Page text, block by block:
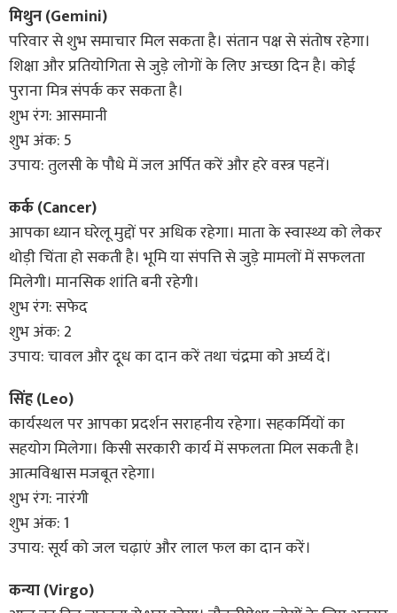
मिथुन (Gemini)
परिवार से शुभ समाचार मिल सकता है। संतान पक्ष से संतोष रहेगा।
शिक्षा और प्रतियोगिता से जुड़े लोगों के लिए अच्छा दिन है। कोई
पुराना मित्र संपर्क कर सकता है।
शुभ रंग: आसमानी
शुभ अंक: 5
उपाय: तुलसी के पौधे में जल अर्पित करें और हरे वस्त्र पहनें।
कर्क (Cancer)
आपका ध्यान घरेलू मुद्दों पर अधिक रहेगा। माता के स्वास्थ्य को लेकर
थोड़ी चिंता हो सकती है। भूमि या संपत्ति से जुड़े मामलों में सफलता
मिलेगी। मानसिक शांति बनी रहेगी।
शुभ रंग: सफेद
शुभ अंक: 2
उपाय: चावल और दूध का दान करें तथा चंद्रमा को अर्घ्य दें।
सिंह (Leo)
कार्यस्थल पर आपका प्रदर्शन सराहनीय रहेगा। सहकर्मियों का
सहयोग मिलेगा। किसी सरकारी कार्य में सफलता मिल सकती है।
आत्मविश्वास मजबूत रहेगा।
शुभ रंग: नारंगी
शुभ अंक: 1
उपाय: सूर्य को जल चढ़ाएं और लाल फल का दान करें।
कन्या (Virgo)